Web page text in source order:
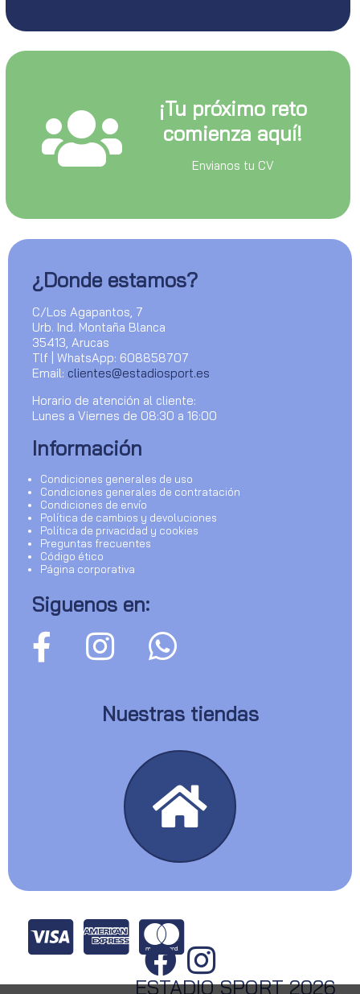
¡Tu próximo reto
comienza aquí!
Envianos tu CV
¿Donde estamos?
C/Los Agapantos, 7
Urb. Ind. Montaña Blanca
35413, Arucas
Tlf | WhatsApp: 608858707
Email: clientes@estadiosport.es
Horario de atención al cliente:
Lunes a Viernes de 08:30 a 16:00
Información
Condiciones generales de uso
Condiciones generales de contratación
Condiciones de envío
Política de cambios y devoluciones
Política de privacidad y cookies
Preguntas frecuentes
Código ético
Página corporativa
Siguenos en:
Nuestras tiendas
ESTADIO SPORT 2026